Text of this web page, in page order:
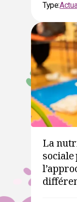
Type:
La
sociale